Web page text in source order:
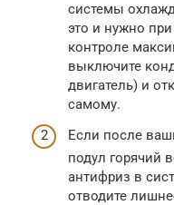
системы
это и нужно
контроле
выключите
двигатель) и
самому.
Если после
подул горячий
антифриз в
отводите